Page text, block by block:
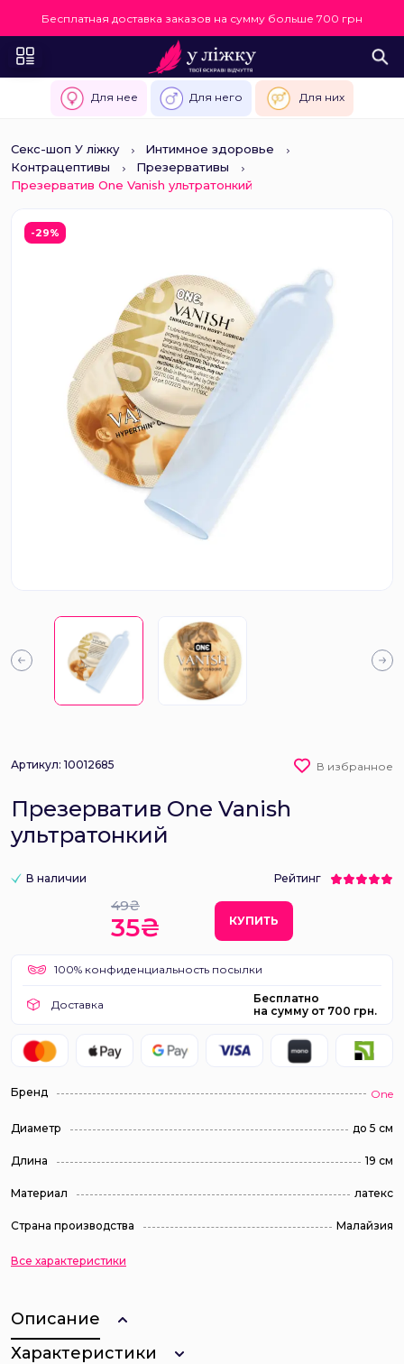
Бесплатная доставка заказов на сумму больше 700 грн
Для нее Для него Для них
Секс-шоп У ліжку
Интимное здоровье
Контрацептивы
Презервативы
Презерватив One Vanish ультратонкий
-29%
Артикул: 10012685 В избранное
Презерватив One Vanish
ультратонкий
В наличии Рейтинг
49₴
35₴ КУПИТЬ
100% конфиденциальность посылки
Доставка
Бесплатно
на сумму от 700 грн.
Бренд One
Диаметр до 5 см
Длина 19 см
Материал латекс
Страна производства Малайзия
Все характеристики
Описание
Характеристики